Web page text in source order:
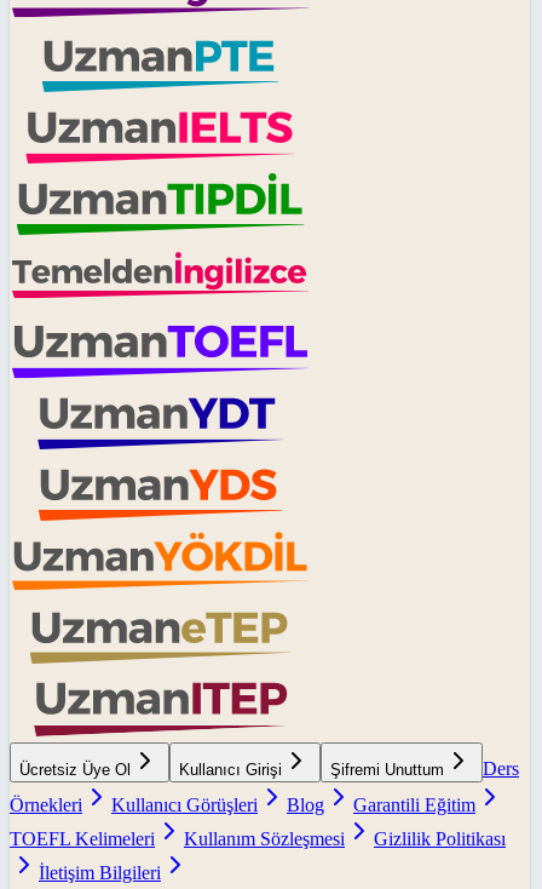
Ücretsiz Üye Ol Kullanıcı Girişi Şifremi Unuttum
Ders
Örnekleri
Kullanıcı Görüşleri Blog
Garantili Eğitim
TOEFL Kelimeleri
Kullanım Sözleşmesi
Gizlilik Politikası
İletişim Bilgileri